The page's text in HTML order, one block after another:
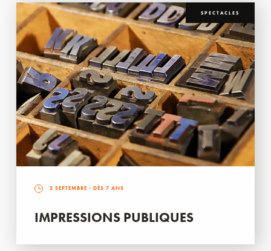
SPECTACLES
2 SEPTEMBRE - DÈS 7 ANS
IMPRESSIONS PUBLIQUES